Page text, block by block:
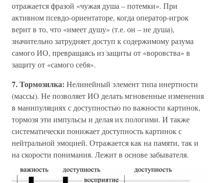
отражается фразой «чужая душа – потемки». При
активном псевдо-ориентаторе, когда оператор-игрок
верит в то, что «имеет душу» (т.е. он – не душа),
значительно затрудняет доступ к содержимому разума
самого ИО, превращаясь из защиты от «воровства» в
защиту от «самого себя».
7. Тормозилка: Нелинейный элемент типа инертности
(массы). Не позволяет ИО делать мгновенные изменения
в манипуляциях с доступностью по важности картинок,
тормозя эти импульсы и делая их пологими. И также
систематически понижает доступность картинок с
нейтральной эмоцией. Отражается как на памяти, так и
на скорости понимания. Лежит в основе забывателя.